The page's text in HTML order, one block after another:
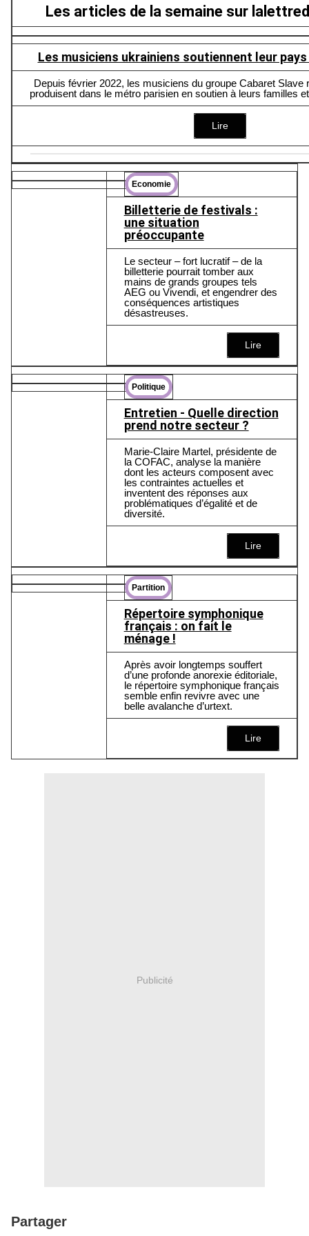
Les articles de la semaine sur
Les musiciens ukrainiens soutiennent leur
Depuis février 2022, les musiciens du groupe Cabaret Slave
produisent dans le métro parisien en soutien à leurs familles
Lire
Economie
Billetterie de festivals :
une situation
préoccupante
Le secteur – fort lucratif – de la
billetterie pourrait tomber aux
mains de grands groupes tels
AEG ou Vivendi, et engendrer des
conséquences artistiques
désastreuses.
Lire
Politique
Entretien - Quelle direction
prend notre secteur ?
Marie-Claire Martel, présidente de
la COFAC, analyse la manière
dont les acteurs composent avec
les contraintes actuelles et
inventent des réponses aux
problématiques d’égalité et de
diversité.
Lire
Partition
Répertoire symphonique
français : on fait le
ménage !
Après avoir longtemps souffert
d’une profonde anorexie éditoriale,
le répertoire symphonique français
semble enfin revivre avec une
belle avalanche d’urtext.
Lire
Publicité
Partager